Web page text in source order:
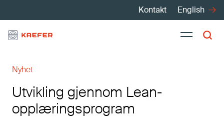
Kontakt English
Tjenester
Produkter
Nyhet
Utvikling gjennom Lean-
opplæringsprogram